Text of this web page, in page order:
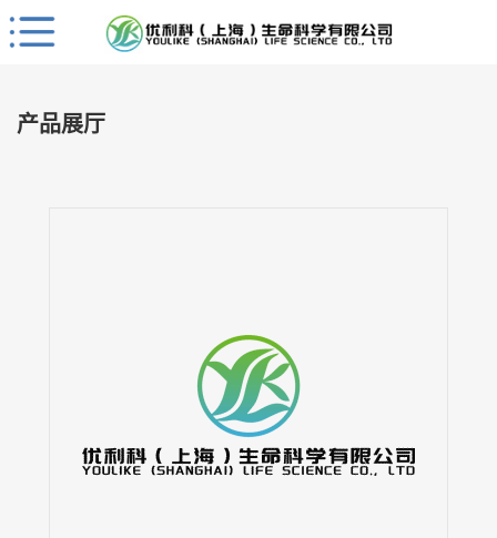
Close
首
产品展厅